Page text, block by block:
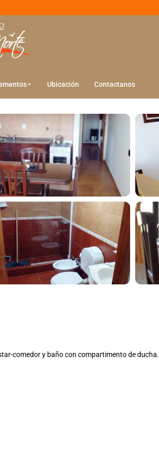
Ubicación Contactanos
comedor y baño con compartimento de ducha.